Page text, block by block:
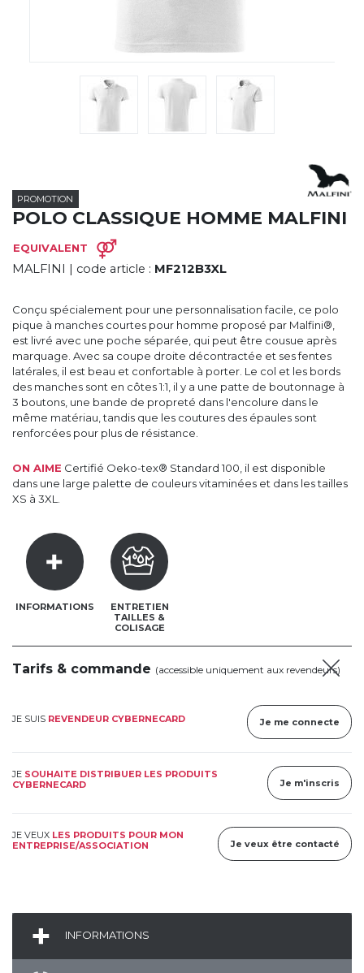
CATALOGUES & TARIFS
MARQUES & CERTIFICATS
PROMOTION
POLO CLASSIQUE HOMME MALFINI
EQUIVALENT
MALFINI | code article : MF212B3XL
Conçu spécialement pour une personnalisation facile, ce polo
pique à manches courtes pour homme proposé par Malfini®,
est livré avec une poche séparée, qui peut être cousue après
marquage. Avec sa coupe droite décontractée et ses fentes
latérales, il est beau et confortable à porter. Le col et les bords
des manches sont en côtes 1:1, il y a une patte de boutonnage à
3 boutons, une bande de propreté dans l'encolure dans le
même matériau, tandis que les coutures des épaules sont
renforcées pour plus de résistance.
ON AIME Certifié Oeko-tex® Standard 100, il est disponible
dans une large palette de couleurs vitaminées et dans les tailles
XS à 3XL.
INFORMATIONS
ENTRETIEN
TAILLES &
COLISAGE
Tarifs & commande (accessible uniquement aux revendeurs)
JE SUIS REVENDEUR CYBERNECARD Je me connecte
JE SOUHAITE DISTRIBUER LES PRODUITS
CYBERNECARD
Je m'inscris
JE VEUX LES PRODUITS POUR MON
ENTREPRISE/ASSOCIATION
Je veux être contacté
INFORMATIONS